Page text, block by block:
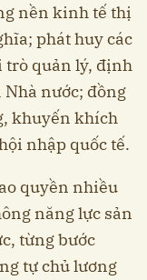
nền kinh tế thị
phát huy các
trò quản lý, định
nước; đồng
khuyến khích
nhập quốc tế.
quyền nhiều
năng lực sản
từng bước
tự chủ lương